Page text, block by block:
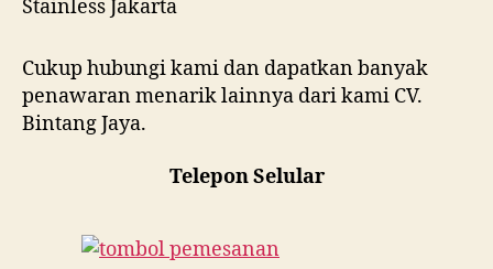
Cukup hubungi kami dan dapatkan banyak
penawaran menarik lainnya dari kami CV.
Bintang Jaya.
Telepon Selular